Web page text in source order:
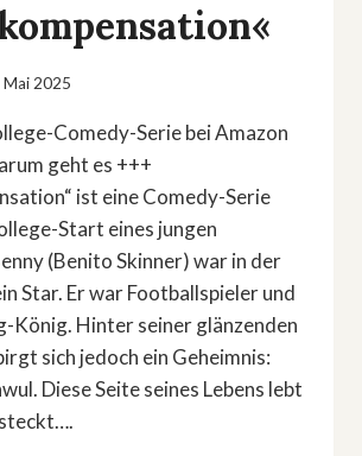
Mai 2025
Comedy-Serie bei Amazon
geht es +++
ist eine Comedy-Serie
Start eines jungen
(Benito Skinner) war in der
Star. Er war Footballspieler und
König. Hinter seiner glänzenden
sich jedoch ein Geheimnis:
Diese Seite seines Lebens lebt